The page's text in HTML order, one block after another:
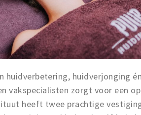
huidverbetering, huidverjonging én
vakspecialisten zorgt voor een
heeft twee prachtige